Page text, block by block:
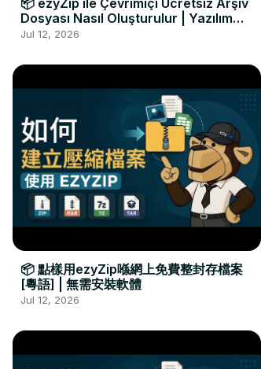
Dosyası Nasıl Oluşturulur | Yazılım
Kurulumu Gerekmez
Jul 12, 2026
📦 點樣用ezyZip喺網上免費整封存檔案
[粵語] | 無需安裝軟體
Jul 12, 2026